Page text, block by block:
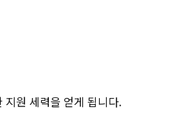
지원 세력을 얻게 됩니다.